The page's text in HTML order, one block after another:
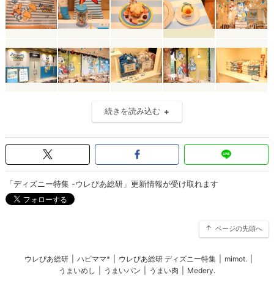
続きを読み込む
「ディズニー特集 -ウレぴあ総研」更新情報が受け取れます
ページの先頭へ
ウレぴあ総研 ハピママ* ウレぴあ総研 ディズニー特集 mimot.
うまいめし
うまいパン うまい肉 Medery.